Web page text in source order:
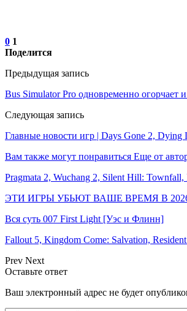
0 1
Поделится
Предыдущая запись
Bus Simulator Pro одновременно огорчает
Следующая запись
Главные новости игр | Days Gone 2,
Вам также могут понравиться Еще от
Pragmata 2, Wuchang 2, Silent Hill:
ЭТИ ИГРЫ УБЬЮТ ВАШЕ ВРЕМЯ В
Вся суть 007 First Light [Уэс и Флинн]
Fallout 5, Kingdom Come: Salvation,
Prev Next
Оставьте ответ
Ваш электронный адрес не будет